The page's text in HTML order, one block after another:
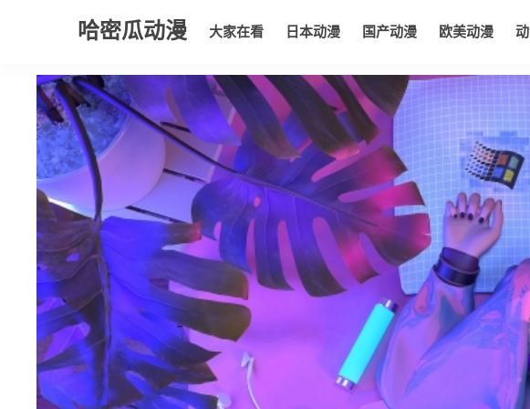
哈密瓜动漫 大家在看 日本动漫 国产动漫 欧美动漫
大家在看 日本动漫 国产动漫 欧美动漫 动漫电影 动态漫画